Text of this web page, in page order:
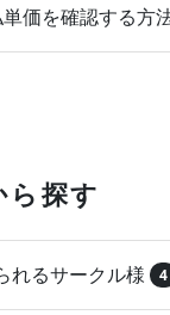
価を確認する方
ら探す
れるサークル様 4